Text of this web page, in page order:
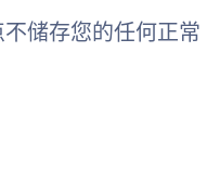
储存您的任何正常